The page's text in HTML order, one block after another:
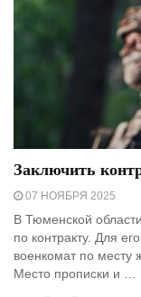
Заключить
07 НОЯБРЯ 2025
В Тюменской
по контракту. Для
военкомат по месту
Место прописки и …